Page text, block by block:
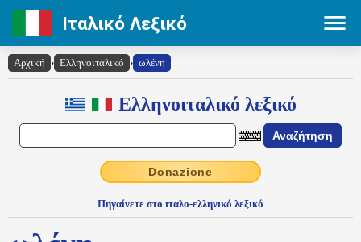
Ιταλικό Λεξικό
Αρχική › Ελληνοιταλικό › ωλένη
Ελληνοιταλικό λεξικό
Donazione
Πηγαίνετε στο ιταλο-ελληνικό λεξικό